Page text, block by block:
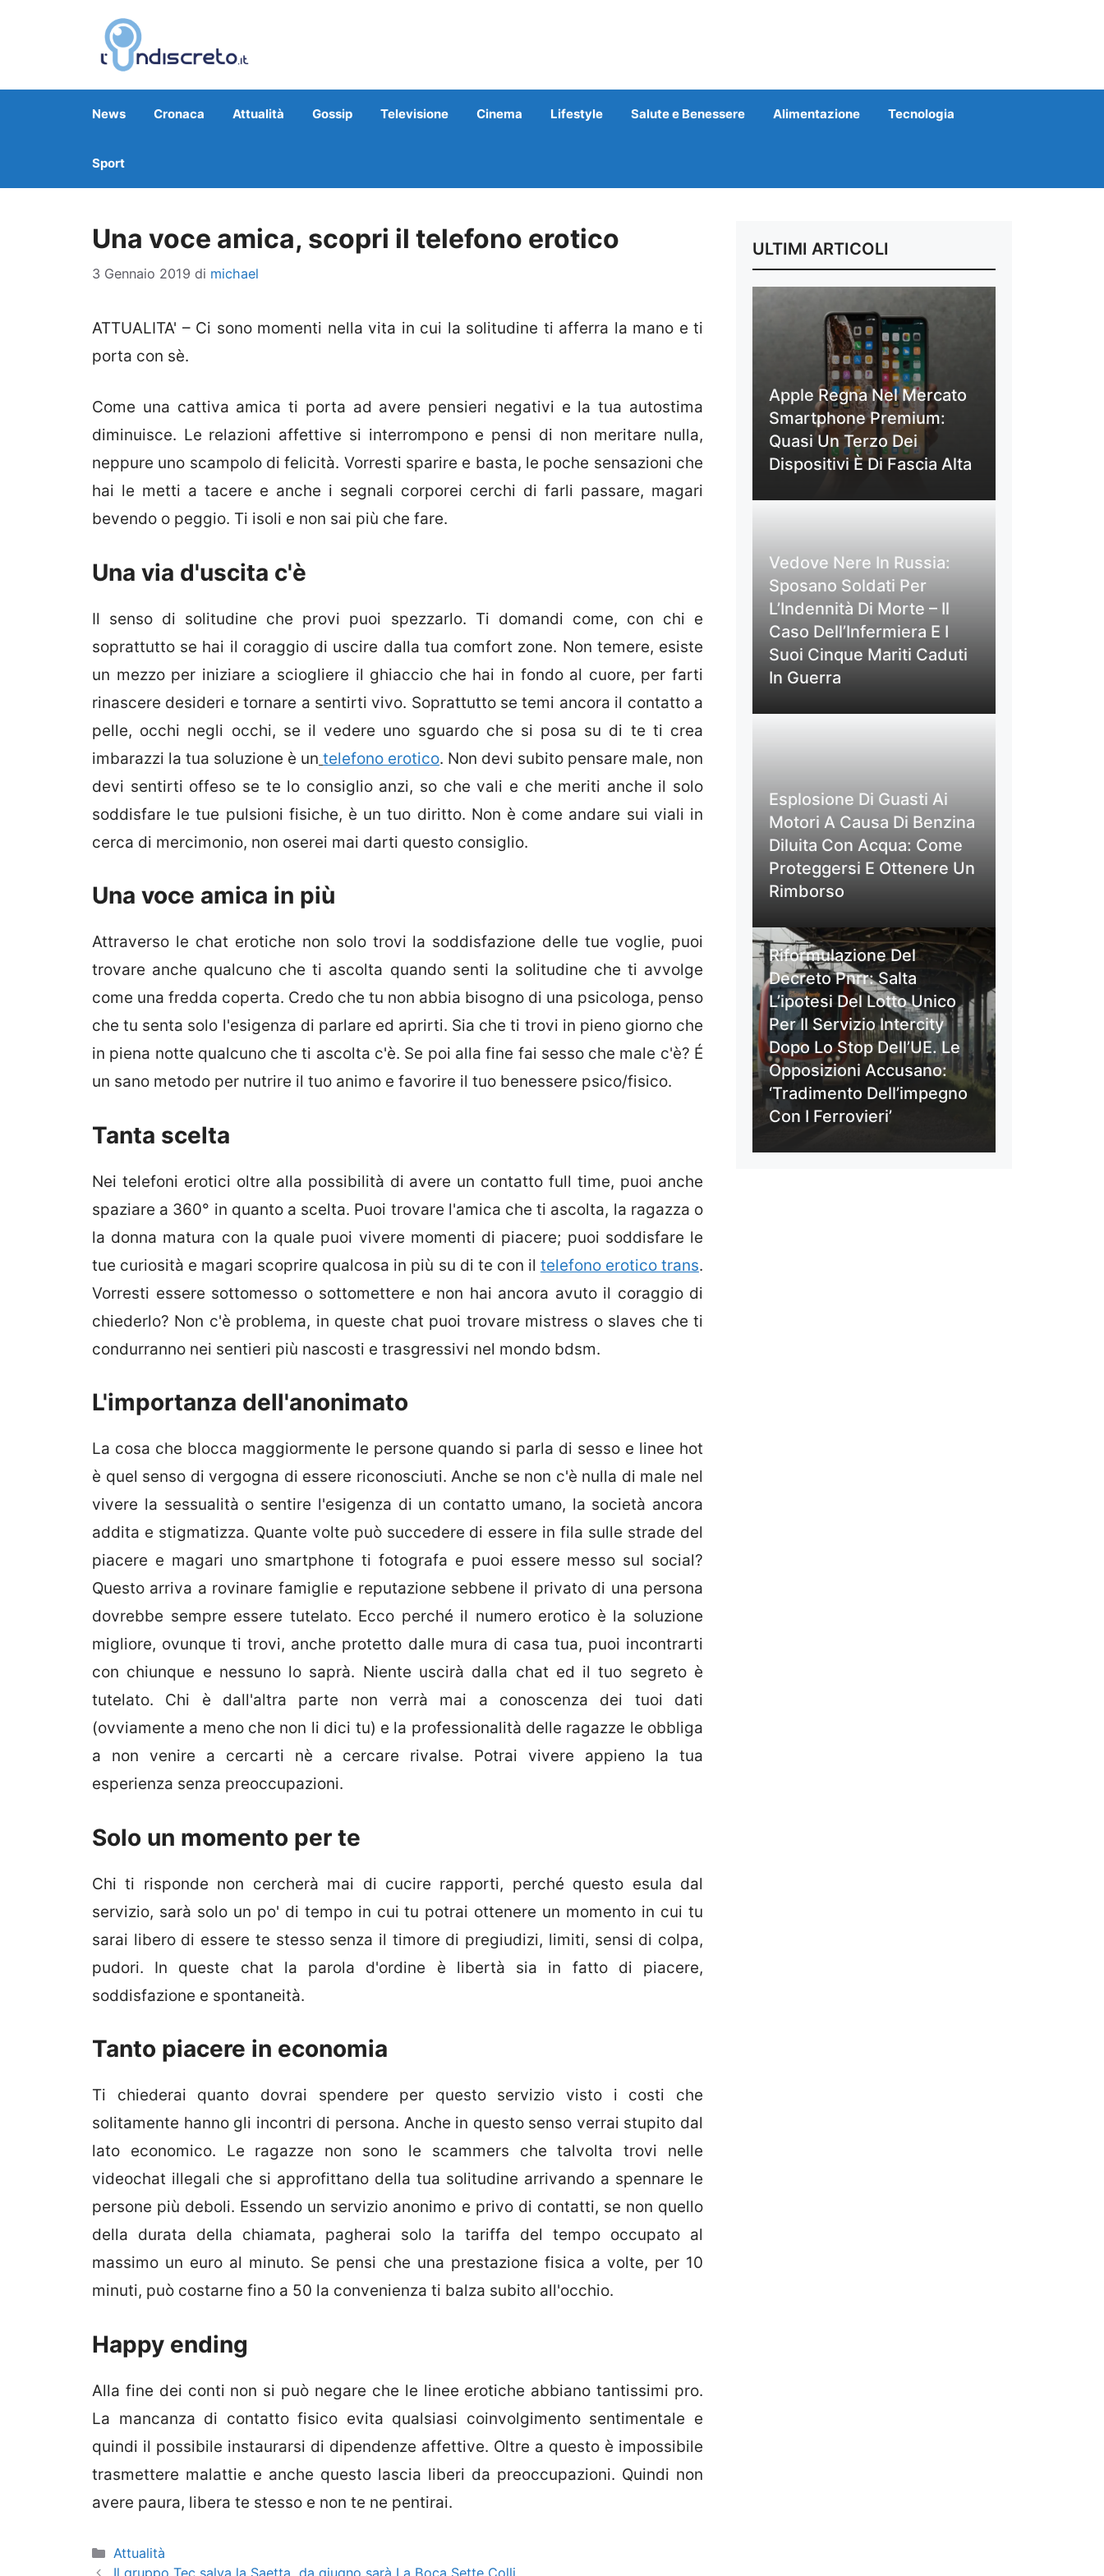
News Cronaca Attualità Gossip Televisione Cinema Lifestyle Salute e Benessere Alimentazione Tecnologia
Sport
Una voce amica, scopri il telefono erotico
3 Gennaio 2019 di michael
ATTUALITA' – Ci sono momenti nella vita in cui la solitudine ti afferra la mano e ti
porta con sè.
Come una cattiva amica ti porta ad avere pensieri negativi e la tua autostima
diminuisce. Le relazioni affettive si interrompono e pensi di non meritare nulla,
neppure uno scampolo di felicità. Vorresti sparire e basta, le poche sensazioni che
hai le metti a tacere e anche i segnali corporei cerchi di farli passare, magari
bevendo o peggio. Ti isoli e non sai più che fare.
Una via d'uscita c'è
Il senso di solitudine che provi puoi spezzarlo. Ti domandi come, con chi e
soprattutto se hai il coraggio di uscire dalla tua comfort zone. Non temere, esiste
un mezzo per iniziare a sciogliere il ghiaccio che hai in fondo al cuore, per farti
rinascere desideri e tornare a sentirti vivo. Soprattutto se temi ancora il contatto a
pelle, occhi negli occhi, se il vedere uno sguardo che si posa su di te ti crea
imbarazzi la tua soluzione è un telefono erotico. Non devi subito pensare male, non
devi sentirti offeso se te lo consiglio anzi, so che vali e che meriti anche il solo
soddisfare le tue pulsioni fisiche, è un tuo diritto. Non è come andare sui viali in
cerca di mercimonio, non oserei mai darti questo consiglio.
Una voce amica in più
Attraverso le chat erotiche non solo trovi la soddisfazione delle tue voglie, puoi
trovare anche qualcuno che ti ascolta quando senti la solitudine che ti avvolge
come una fredda coperta. Credo che tu non abbia bisogno di una psicologa, penso
che tu senta solo l'esigenza di parlare ed aprirti. Sia che ti trovi in pieno giorno che
in piena notte qualcuno che ti ascolta c'è. Se poi alla fine fai sesso che male c'è? É
un sano metodo per nutrire il tuo animo e favorire il tuo benessere psico/fisico.
Tanta scelta
Nei telefoni erotici oltre alla possibilità di avere un contatto full time, puoi anche
spaziare a 360° in quanto a scelta. Puoi trovare l'amica che ti ascolta, la ragazza o
la donna matura con la quale puoi vivere momenti di piacere; puoi soddisfare le
tue curiosità e magari scoprire qualcosa in più su di te con il telefono erotico trans.
Vorresti essere sottomesso o sottomettere e non hai ancora avuto il coraggio di
chiederlo? Non c'è problema, in queste chat puoi trovare mistress o slaves che ti
condurranno nei sentieri più nascosti e trasgressivi nel mondo bdsm.
L'importanza dell'anonimato
La cosa che blocca maggiormente le persone quando si parla di sesso e linee hot
è quel senso di vergogna di essere riconosciuti. Anche se non c'è nulla di male nel
vivere la sessualità o sentire l'esigenza di un contatto umano, la società ancora
addita e stigmatizza. Quante volte può succedere di essere in fila sulle strade del
piacere e magari uno smartphone ti fotografa e puoi essere messo sul social?
Questo arriva a rovinare famiglie e reputazione sebbene il privato di una persona
dovrebbe sempre essere tutelato. Ecco perché il numero erotico è la soluzione
migliore, ovunque ti trovi, anche protetto dalle mura di casa tua, puoi incontrarti
con chiunque e nessuno lo saprà. Niente uscirà dalla chat ed il tuo segreto è
tutelato. Chi è dall'altra parte non verrà mai a conoscenza dei tuoi dati
(ovviamente a meno che non li dici tu) e la professionalità delle ragazze le obbliga
a non venire a cercarti nè a cercare rivalse. Potrai vivere appieno la tua
esperienza senza preoccupazioni.
Solo un momento per te
Chi ti risponde non cercherà mai di cucire rapporti, perché questo esula dal
servizio, sarà solo un po' di tempo in cui tu potrai ottenere un momento in cui tu
sarai libero di essere te stesso senza il timore di pregiudizi, limiti, sensi di colpa,
pudori. In queste chat la parola d'ordine è libertà sia in fatto di piacere,
soddisfazione e spontaneità.
Tanto piacere in economia
Ti chiederai quanto dovrai spendere per questo servizio visto i costi che
solitamente hanno gli incontri di persona. Anche in questo senso verrai stupito dal
lato economico. Le ragazze non sono le scammers che talvolta trovi nelle
videochat illegali che si approfittano della tua solitudine arrivando a spennare le
persone più deboli. Essendo un servizio anonimo e privo di contatti, se non quello
della durata della chiamata, pagherai solo la tariffa del tempo occupato al
massimo un euro al minuto. Se pensi che una prestazione fisica a volte, per 10
minuti, può costarne fino a 50 la convenienza ti balza subito all'occhio.
Happy ending
Alla fine dei conti non si può negare che le linee erotiche abbiano tantissimi pro.
La mancanza di contatto fisico evita qualsiasi coinvolgimento sentimentale e
quindi il possibile instaurarsi di dipendenze affettive. Oltre a questo è impossibile
trasmettere malattie e anche questo lascia liberi da preoccupazioni. Quindi non
avere paura, libera te stesso e non te ne pentirai.
Categorie
Attualità
Il gruppo Tec salva la Saetta, da giugno sarà La Boca Sette Colli
ULTIMI ARTICOLI
Apple Regna Nel Mercato
Smartphone Premium:
Quasi Un Terzo Dei
Dispositivi È Di Fascia Alta
Vedove Nere In Russia:
Sposano Soldati Per
L’Indennità Di Morte – Il
Caso Dell’Infermiera E I
Suoi Cinque Mariti Caduti
In Guerra
Esplosione Di Guasti Ai
Motori A Causa Di Benzina
Diluita Con Acqua: Come
Proteggersi E Ottenere Un
Rimborso
Riformulazione Del
Decreto Pnrr: Salta
L’ipotesi Del Lotto Unico
Per Il Servizio Intercity
Dopo Lo Stop Dell’UE. Le
Opposizioni Accusano:
‘Tradimento Dell’impegno
Con I Ferrovieri’